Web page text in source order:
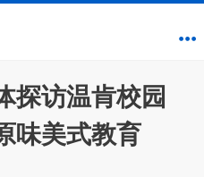
探访温肯校园
味美式教育